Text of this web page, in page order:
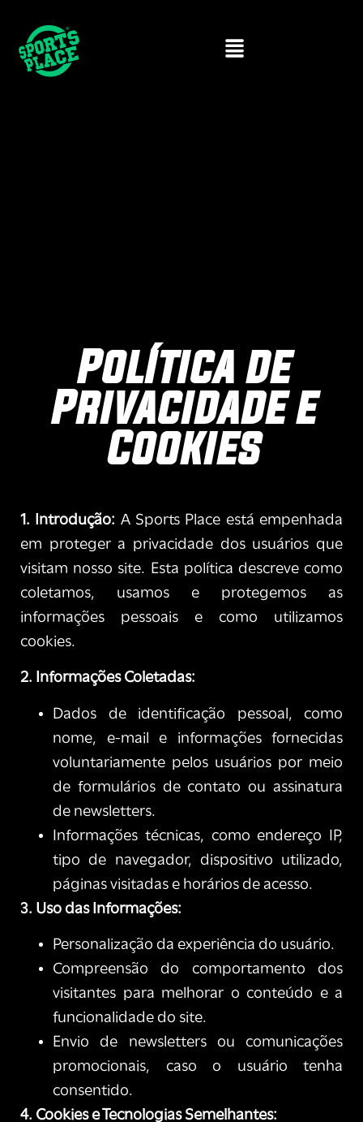
Política de
Privacidade e
Cookies
1. Introdução: A Sports Place está empenhada
em proteger a privacidade dos usuários que
visitam nosso site. Esta política descreve como
coletamos, usamos e protegemos as
informações pessoais e como utilizamos
cookies.
2. Informações Coletadas:
Dados de identificação pessoal, como
nome, e-mail e informações fornecidas
voluntariamente pelos usuários por meio
de formulários de contato ou assinatura
de newsletters.
Informações técnicas, como endereço IP,
tipo de navegador, dispositivo utilizado,
páginas visitadas e horários de acesso.
3. Uso das Informações:
Personalização da experiência do usuário.
Compreensão do comportamento dos
visitantes para melhorar o conteúdo e a
funcionalidade do site.
Envio de newsletters ou comunicações
promocionais, caso o usuário tenha
consentido.
4. Cookies e Tecnologias Semelhantes: